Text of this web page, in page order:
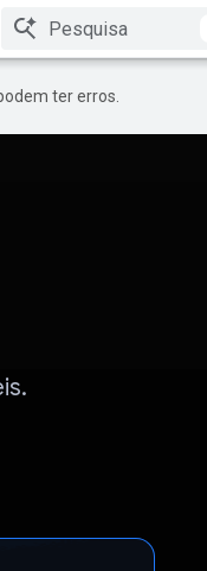
ter erros.